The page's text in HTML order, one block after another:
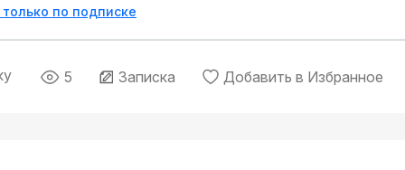
по подписке
5 Записка Добавить в Избранное